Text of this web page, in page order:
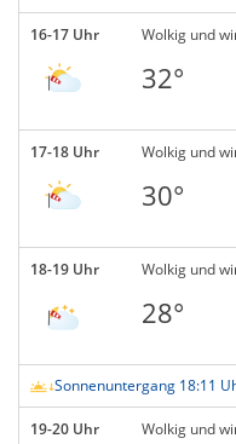
16-17 Uhr Wolkig und
32°
17-18 Uhr Wolkig und
30°
18-19 Uhr Wolkig und
28°
Sonnenuntergang 18:11
19-20 Uhr Wolkig und